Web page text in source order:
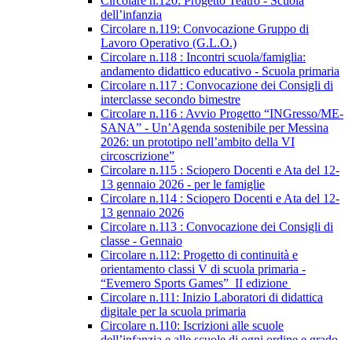
dell’infanzia
Circolare n.119: Convocazione Gruppo di
Lavoro Operativo (G.L.O.)
Circolare n.118 : Incontri scuola/famiglia:
andamento didattico educativo - Scuola primaria
Circolare n.117 : Convocazione dei Consigli di
interclasse secondo bimestre
Circolare n.116 : Avvio Progetto “INGresso/ME-
SANA” - Un’Agenda sostenibile per Messina
2026: un prototipo nell’ambito della VI
circoscrizione”
Circolare n.115 : Sciopero Docenti e Ata del 12-
13 gennaio 2026 - per le famiglie
Circolare n.114 : Sciopero Docenti e Ata del 12-
13 gennaio 2026
Circolare n.113 : Convocazione dei Consigli di
classe - Gennaio
Circolare n.112: Progetto di continuità e
orientamento classi V di scuola primaria -
“Evemero Sports Games” II edizione
Circolare n.111: Inizio Laboratori di didattica
digitale per la scuola primaria
Circolare n.110: Iscrizioni alle scuole